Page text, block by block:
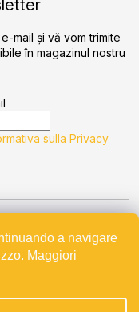
a navigare
Maggiori
mail şi vă vom trimite
în magazinul nostru
sulla Privacy